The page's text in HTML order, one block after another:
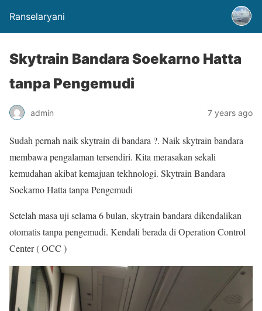
Ranselaryani
Skytrain Bandara Soekarno Hatta
tanpa Pengemudi
admin 7 years ago
Sudah pernah naik skytrain di bandara ?. Naik skytrain bandara
membawa pengalaman tersendiri. Kita merasakan sekali
kemudahan akibat kemajuan tekhnologi. Skytrain Bandara
Soekarno Hatta tanpa Pengemudi
Setelah masa uji selama 6 bulan, skytrain bandara dikendalikan
otomatis tanpa pengemudi. Kendali berada di Operation Control
Center ( OCC )